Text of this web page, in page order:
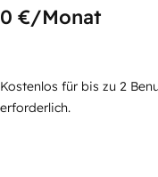
0 €/Monat
Kostenlos für bis zu 2
erforderlich.